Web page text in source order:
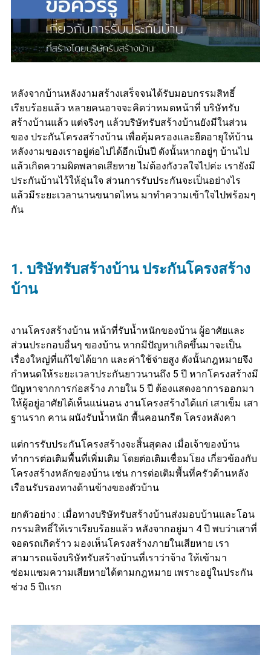
หลังจากบ้านหลังงามสร้างเสร็จจนได้รับมอบกรรมสิทธิ์
เรียบร้อยแล้ว หลายคนอาจจะคิดว่าหมดหน้าที่ บริษัทรับ
สร้างบ้านแล้ว แต่จริงๆ แล้วบริษัทรับสร้างบ้านยังมีในส่วน
ของ ประกันโครงสร้างบ้าน เพื่อคุ้มครองและยืดอายุให้บ้าน
หลังงามของเราอยู่ต่อไปได้อีกเป็นปี ดังนั้นหากอยู่ๆ บ้านไป
แล้วเกิดความผิดพลาดเสียหาย ไม่ต้องกังวลใจไปค่ะ เรายังมี
ประกันบ้านไว้ให้อุ่นใจ ส่วนการรับประกันจะเป็นอย่างไร
แล้วมีระยะเวลานานขนาดไหน มาทำความเข้าใจไปพร้อมๆ
กัน
1. บริษัทรับสร้างบ้าน ประกันโครงสร้าง
บ้าน
งานโครงสร้างบ้าน หน้าที่รับน้ำหนักของบ้าน ผู้อาศัยและ
ส่วนประกอบอื่นๆ ของบ้าน หากมีปัญหาเกิดขึ้นมาจะเป็น
เรื่องใหญ่ที่แก้ไขได้ยาก และค่าใช้จ่ายสูง ดังนั้นกฎหมายจึง
กำหนดให้ระยะเวลาประกันยาวนานถึง 5 ปี หากโครงสร้างมี
ปัญหาจากการก่อสร้าง ภายใน 5 ปี ต้องแสดงอาการออกมา
ให้ผู้อยู่อาศัยได้เห็นแน่นอน งานโครงสร้างได้แก่ เสาเข็ม เสา
ฐานราก คาน ผนังรับน้ำหนัก พื้นคอนกรีต โครงหลังคา
แต่การรับประกันโครงสร้างจะสิ้นสุดลง เมื่อเจ้าของบ้าน
ทำการต่อเติมพื้นที่เพิ่มเติม โดยต่อเติมเชื่อมโยง เกี่ยวข้องกับ
โครงสร้างหลักของบ้าน เช่น การต่อเติมพื้นที่ครัวด้านหลัง
เรือนรับรองทางด้านข้างของตัวบ้าน
ยกตัวอย่าง : เมื่อทางบริษัทรับสร้างบ้านส่งมอบบ้านและโอน
กรรมสิทธิ์ให้เราเรียบร้อยแล้ว หลังจากอยู่มา 4 ปี พบว่าเสาที่
จอดรถเกิดร้าว มองเห็นโครงสร้างภายในเสียหาย เรา
สามารถแจ้งบริษัทรับสร้างบ้านที่เราว่าจ้าง ให้เข้ามา
ซ่อมแซมความเสียหายได้ตามกฎหมาย เพราะอยู่ในประกัน
ช่วง 5 ปีแรก